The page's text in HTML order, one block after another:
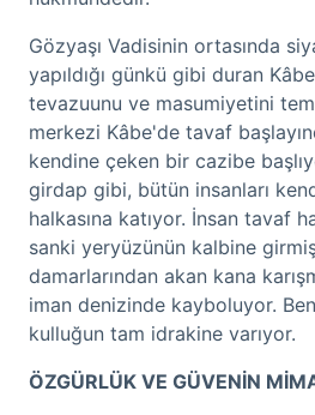
Gözyaşı Vadisinin ortasında
yapıldığı günkü gibi duran
tevazuunu ve masumiyetini
merkezi Kâbe'de tavaf
kendine çeken bir cazibe
girdap gibi, bütün insanları
halkasına katıyor. İnsan tavaf
sanki yeryüzünün kalbine
damarlarından akan kana
iman denizinde kayboluyor.
kulluğun tam idrakine varıyor.
ÖZGÜRLÜK VE GÜVENİN